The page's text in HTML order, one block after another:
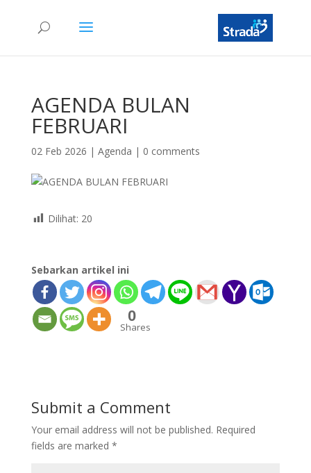
AGENDA BULAN
FEBRUARI
02 Feb 2026 | Agenda | 0 comments
Dilihat: 20
Sebarkan artikel ini
0
Shares
Submit a Comment
Your email address will not be published. Required
fields are marked *